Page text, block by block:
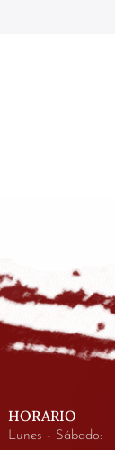
HORARIO
Lunes - Sábado: